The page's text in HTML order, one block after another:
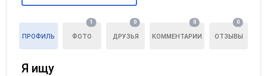
ПРОФИЛЬ ФОТО
1
ДРУЗЬЯ
0
КОММЕНТАРИИ
0
ОТЗЫВЫ
0
Я ищу